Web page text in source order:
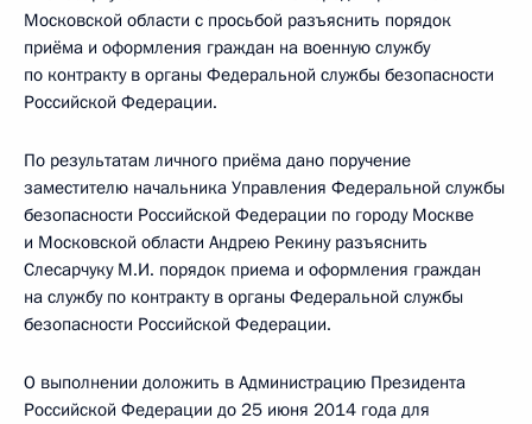
Московской области с просьбой разъяснить порядок
приёма и оформления граждан на военную службу
по контракту в органы Федеральной службы безопасности
Российской Федерации.
По результатам личного приёма дано поручение
заместителю начальника Управления Федеральной службы
безопасности Российской Федерации по городу Москве
и Московской области Андрею Рекину разъяснить
Слесарчуку М.И. порядок приема и оформления граждан
на службу по контракту в органы Федеральной службы
безопасности Российской Федерации.
О выполнении доложить в Администрацию Президента
Российской Федерации до 25 июня 2014 года для